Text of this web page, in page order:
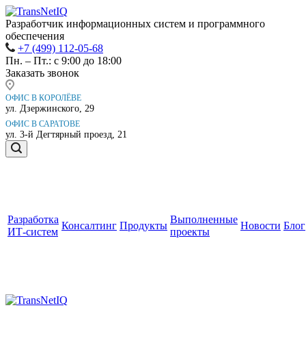
Разработчик информационных систем и программного
обеспечения
+7 (499) 112-05-68
Пн. – Пт.: с 9:00 до 18:00
Заказать звонок
ОФИС В КОРОЛЁВЕ
ул. Дзержинского, 29
ОФИС В САРАТОВЕ
ул. 3-й Дегтярный проезд, 21
Разработка
ИТ-систем
Консалтинг Продукты
Выполненные
проекты
Новости Блог